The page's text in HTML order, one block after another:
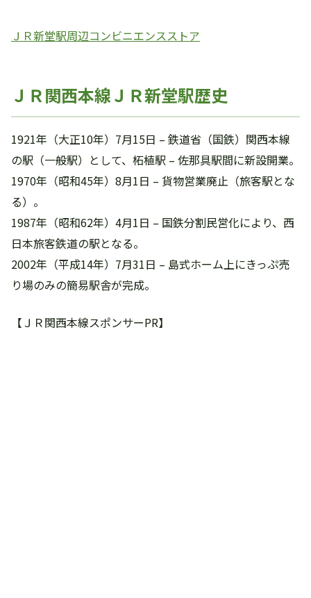
ＪＲ新堂駅周辺コンビニエンスストア
ＪＲ関西本線ＪＲ新堂駅歴史
1921年（大正10年）7月15日 – 鉄道省（国鉄）関西本線
の駅（一般駅）として、柘植駅 – 佐那具駅間に新設開業。
1970年（昭和45年）8月1日 – 貨物営業廃止（旅客駅とな
る）。
1987年（昭和62年）4月1日 – 国鉄分割民営化により、西
日本旅客鉄道の駅となる。
2002年（平成14年）7月31日 – 島式ホーム上にきっぷ売
り場のみの簡易駅舎が完成。
【ＪＲ関西本線スポンサーPR】